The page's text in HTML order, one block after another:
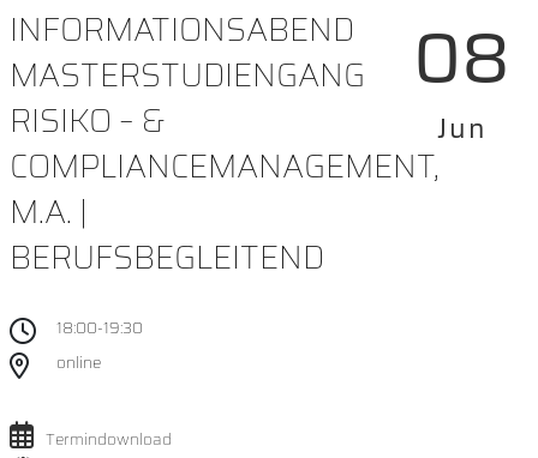
INFORMATIONSABEND
MASTERSTUDIENGANG
RISIKO – &
COMPLIANCEMANAGEMENT,
M.A. |
BERUFSBEGLEITEND
18:00-19:30
online
Termindownload
08
Jun